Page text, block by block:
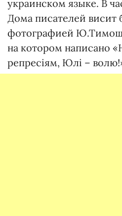
украинском языке. В
Дома писателей висит
фотографией
на котором написано
репресіям, Юлі –